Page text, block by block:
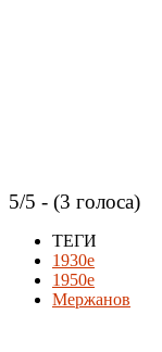
5/5 - (3 голоса)
ТЕГИ
1930е
1950е
Мержанов